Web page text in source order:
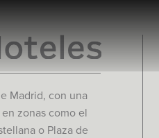
Madrid, con una
zonas como el
o Plaza de